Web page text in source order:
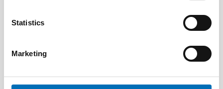
Statistics
Marketing